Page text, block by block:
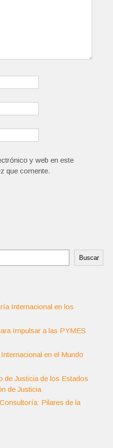
y web en este
que comente.
Buscar
Internacional en los
Impulsar a las PYMES
en el Mundo
de Justicia de los Estados
de Justicia
Pilares de la